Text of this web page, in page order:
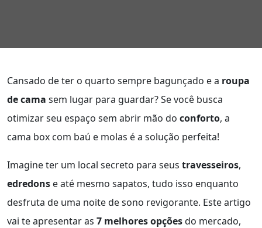
Cansado de ter o quarto sempre bagunçado e a roupa
de cama sem lugar para guardar? Se você busca
otimizar seu espaço sem abrir mão do conforto, a
cama box com baú e molas é a solução perfeita!
Imagine ter um local secreto para seus travesseiros,
edredons e até mesmo sapatos, tudo isso enquanto
desfruta de uma noite de sono revigorante. Este artigo
vai te apresentar as 7 melhores opçõesdo mercado,